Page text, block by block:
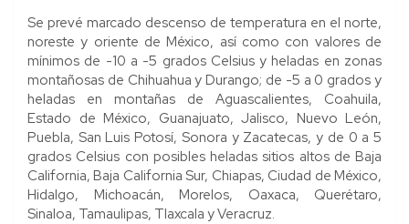
Se prevé marcado descenso de temperatura en el norte,
noreste y oriente de México, así como con valores de
mínimos de -10 a -5 grados Celsius y heladas en zonas
montañosas de Chihuahua y Durango; de -5 a 0 grados y
heladas en montañas de Aguascalientes, Coahuila,
Estado de México, Guanajuato, Jalisco, Nuevo León,
Puebla, San Luis Potosí, Sonora y Zacatecas, y de 0 a 5
grados Celsius con posibles heladas sitios altos de Baja
California, Baja California Sur, Chiapas, Ciudad de México,
Hidalgo, Michoacán, Morelos, Oaxaca, Querétaro,
Sinaloa, Tamaulipas, Tlaxcala y Veracruz.